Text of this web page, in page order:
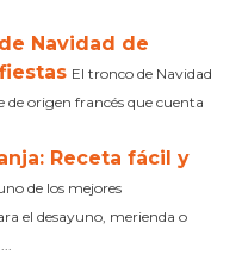
Navidad de
El tronco de Navidad
de origen francés que cuenta
Receta fácil y
de los mejores
el desayuno, merienda o